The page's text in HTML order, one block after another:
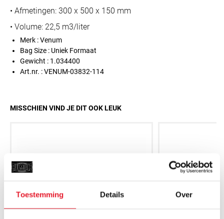
Toestemming Details Over
• Afmetingen: 300 x 500 x 150 mm
• Volume: 22,5 m3/liter
Merk : Venum
Bag Size : Uniek Formaat
Gewicht : 1.034400
Art.nr. : VENUM-03832-114
MISSCHIEN VIND JE DIT OOK LEUK